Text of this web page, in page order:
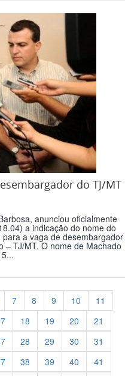
do TJ/MT
anunciou oficialmente
a indicação do nome do
a vaga de desembargador
– TJ/MT. O nome de Machado
7 8 9 10
11
18 19 20
21
28 29 30
31
38 39 40 41